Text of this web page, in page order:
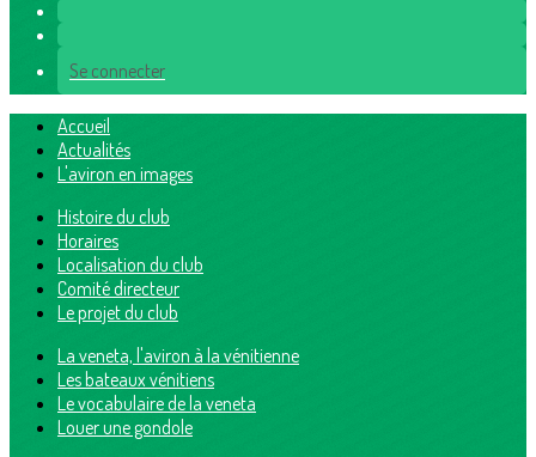
Se connecter
Accueil
Actualités
L'aviron en images
Histoire du club
Horaires
Localisation du club
Comité directeur
Le projet du club
La veneta, l'aviron à la vénitienne
Les bateaux vénitiens
Le vocabulaire de la veneta
Louer une gondole